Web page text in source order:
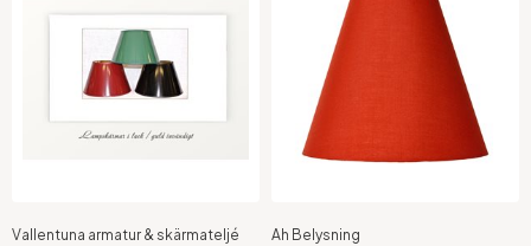
Vallentuna armatur & skärmateljé Ah Belysning